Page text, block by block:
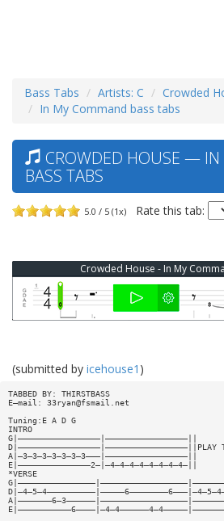
Bass Tabs Artists: C
Crowded
In My Command bass tabs
CROWDED HOUSE —
BASS TABS
5.0 / 5 (1x) Rate this tab:
Crowded House - In My
(submitted by icehouse1 )
TABBED BY: THIRSTBASS
E—mail: 33ryan@fsmail.net
Tuning:E A D G
INTRO
G|—————————————————|—————————————————||
D|—————————————————|—————————————————||PLAY
A|—3—3—3—3—3—3—3———|—————————————————||
E|———————————————2—|—4—4—4—4—4—4—4—4—||
*VERSE